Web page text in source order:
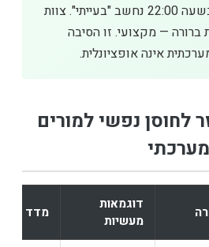
לבד שמסרב לענות בשעה 22:00 נחשב "בעייתי". צוות
ברורה — מקצועי. זו הסיבה
אינה אופציונלית.
לחוסן נפשי למורים
דוגמאות
מעשיות
מדד